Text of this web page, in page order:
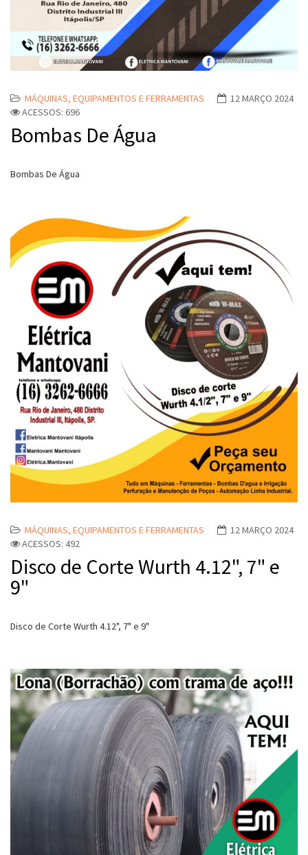
MÁQUINAS, EQUIPAMENTOS E FERRAMENTAS
12 MARÇO 2024
ACESSOS: 696
Bombas De Água
Bombas De Água
MÁQUINAS, EQUIPAMENTOS E FERRAMENTAS
12 MARÇO 2024
ACESSOS: 492
Disco de Corte Wurth 4.12", 7" e
9"
Disco de Corte Wurth 4.12", 7" e 9"